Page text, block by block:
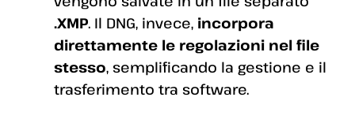
.XMP. Il DNG, invece, incorpora
direttamente le regolazioni nel file
stesso, semplificando la gestione e il
trasferimento tra software.